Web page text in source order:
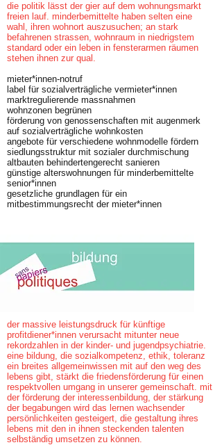
die politik lässt der gier auf dem wohnungsmarkt
freien lauf. minderbemittelte haben selten eine
wahl, ihren wohnort auszusuchen; an stark
befahrenen strassen, wohnraum in niedrigstem
standard oder ein leben in fensterarmen räumen
stehen ihnen zur qual.
mieter*innen-notruf
label für sozialverträgliche vermieter*innen
marktregulierende massnahmen
wohnzonen begrünen
förderung von genossenschaften mit augenmerk
auf sozialverträgliche wohnkosten
angebote für verschiedene wohnmodelle fördern
siedlungsstruktur mit sozialer durchmischung
altbauten behindertengerecht sanieren
günstige alterswohnungen für minderbemittelte
senior*innen
gesetzliche grundlagen für ein
mitbestimmungsrecht der mieter*innen
der massive leistungsdruck für künftige
profitdiener*innen verursacht mitunter neue
rekordzahlen in der kinder- und jugendpsychiatrie.
eine bildung, die sozialkompetenz, ethik, toleranz
ein breites allgemeinwissen mit auf den weg des
lebens gibt, stärkt die friedensförderung für einen
respektvollen umgang in unserer gemeinschaft. mit
der förderung der interessenbildung, der stärkung
der begabungen wird das lernen wachsender
persönlichkeiten gesteigert, die gestaltung ihres
lebens mit den in ihnen steckenden talenten
selbständig umsetzen zu können.